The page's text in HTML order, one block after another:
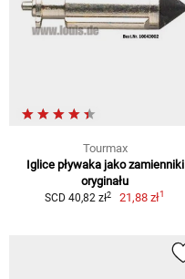
Tourmax
Iglice pływaka jako zamienniki
oryginału
SCD 40,82 zł2 21,88 zł1